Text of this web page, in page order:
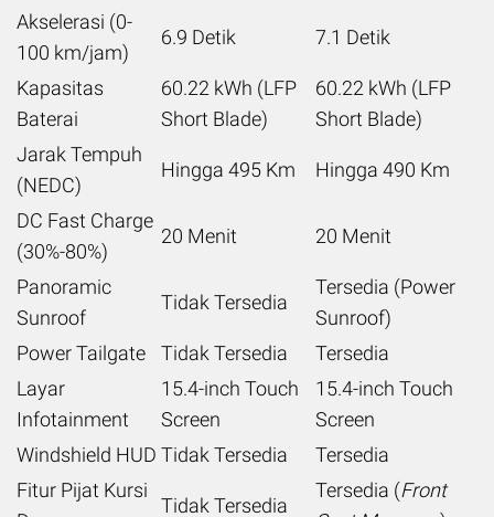
Akselerasi (0-
100 km/jam)
6.9 Detik 7.1 Detik
Kapasitas
Baterai
60.22 kWh (LFP
Short Blade)
60.22 kWh (LFP
Short Blade)
Jarak Tempuh
(NEDC)
Hingga 495 Km Hingga 490 Km
DC Fast Charge
(30%-80%)
20 Menit 20 Menit
Panoramic
Sunroof
Tidak Tersedia
Tersedia (Power
Sunroof)
Power Tailgate
Tidak Tersedia
Tersedia
Layar
Infotainment
15.4-inch Touch
Screen
15.4-inch Touch
Screen
Windshield HUD Tidak Tersedia
Tersedia
Fitur Pijat Kursi
Tidak Tersedia
Tersedia (Front